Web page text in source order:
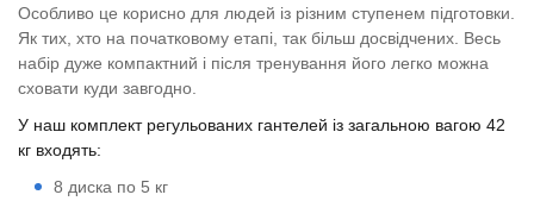
Особливо це корисно для людей із різним ступенем підготовки.
Як тих, хто на початковому етапі, так більш досвідчених. Весь
набір дуже компактний і після тренування його легко можна
сховати куди завгодно.
У наш комплект регульованих гантелей із загальною вагою 42
кг входять:
8 диска по 5 кг